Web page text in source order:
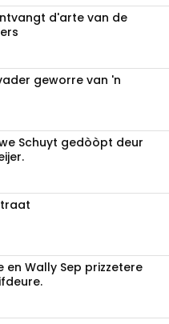
d'arte van de
geworre van 'n
Schuyt gedòòpt deur
en Wally Sep prizzetere